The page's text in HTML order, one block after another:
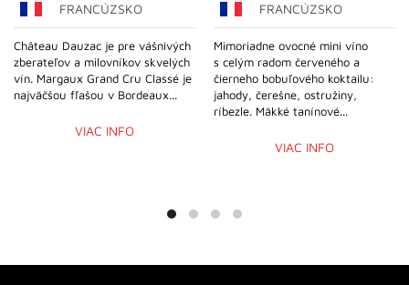
FRANCÚZSKO
Château Dauzac je pre vášnivých
zberateľov a milovníkov skvelých
vín. Margaux Grand Cru Classé je
najväčšou fľašou v Bordeaux...
VIAC INFO
FRANCÚZSKO
Mimoriadne ovocné mini víno
s celým radom červeného a
čierneho bobuľového koktailu:
jahody, čerešne, ostružiny,
ríbezle. Mäkké tanínové...
VIAC INFO